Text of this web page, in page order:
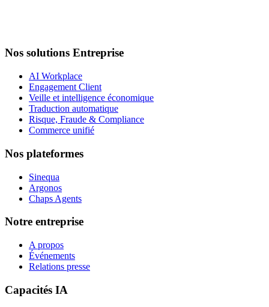
Nos solutions Entreprise
AI Workplace
Engagement Client
Veille et intelligence économique
Traduction automatique
Risque, Fraude & Compliance
Commerce unifié
Nos plateformes
Sinequa
Argonos
Chaps Agents
Notre entreprise
A propos
Événements
Relations presse
Capacités IA